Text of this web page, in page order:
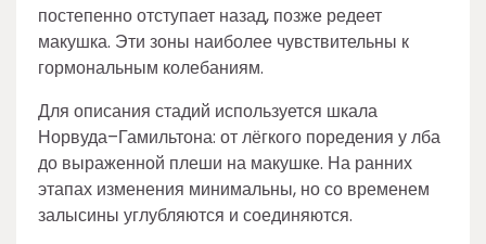
постепенно отступает назад, позже редеет
макушка. Эти зоны наиболее чувствительны к
гормональным колебаниям.
Для описания стадий используется шкала
Норвуда–Гамильтона: от лёгкого поредения у лба
до выраженной плеши на макушке. На ранних
этапах изменения минимальны, но со временем
залысины углубляются и соединяются.